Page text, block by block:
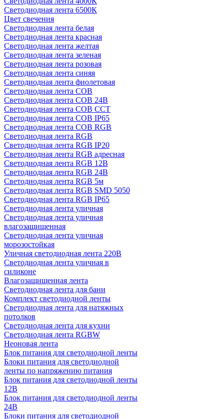
Светодиодная лента 6500К
Цвет свечения
Светодиодная лента белая
Светодиодная лента красная
Светодиодная лента желтая
Светодиодная лента зеленая
Светодиодная лента розовая
Светодиодная лента синяя
Светодиодная лента фиолетовая
Светодиодная лента COB
Светодиодная лента COB 24В
Светодиодная лента COB CCT
Светодиодная лента COB IP65
Светодиодная лента COB RGB
Светодиодная лента RGB
Светодиодная лента RGB IP20
Светодиодная лента RGB адресная
Светодиодная лента RGB 12В
Светодиодная лента RGB 24В
Светодиодная лента RGB 5м
Светодиодная лента RGB SMD 5050
Светодиодная лента RGB IP65
Светодиодная лента уличная
Светодиодная лента уличная
влагозащищенная
Светодиодная лента уличная
морозостойкая
Уличная светодиодная лента 220В
Светодиодная лента уличная в
силиконе
Влагозащищенная лента
Светодиодная лента для бани
Комплект светодиодной ленты
Светодиодная лента для натяжных
потолков
Светодиодная лента для кухни
Светодиодная лента RGBW
Неоновая лента
Блок питания для светодиодной ленты
Блоки питания для светодиодной
ленты по напряжению питания
Блок питания для светодиодной ленты
12В
Блок питания для светодиодной ленты
24В
Блоки питания для светодиодной